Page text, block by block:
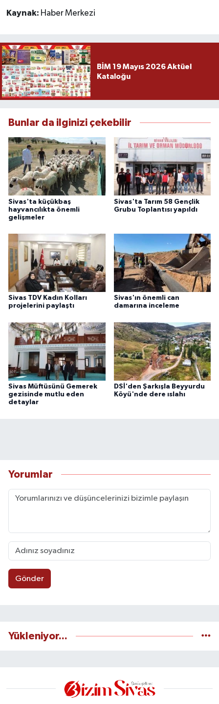
Kaynak: Haber Merkezi
BİM 19 Mayıs 2026 Aktüel
Kataloğu
Bunlar da ilginizi çekebilir
Sivas'ta küçükbaş
hayvancılıkta önemli
gelişmeler
Sivas'ta Tarım 58 Gençlik
Grubu Toplantısı yapıldı
Sivas TDV Kadın Kolları
projelerini paylaştı
Sivas'ın önemli can
damarına inceleme
Sivas Müftüsünü Gemerek
gezisinde mutlu eden
detaylar
DSİ'den Şarkışla Beyyurdu
Köyü'nde dere ıslahı
Yorumlar
Gönder
Yükleniyor...